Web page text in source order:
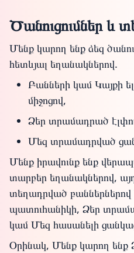
Ծանուցումներ և
Մենք կարող ենք ձեզ
հետևյալ եղանակներով.
Բանների կամ Կայքի
միջոցով,
Ձեր տրամադրած
Մեզ տրամադրված
Մենք իրավունք ենք
տարբեր եղանակներով, այդ
տեղադրված բաններներով
պատուհանիկի, Ձեր
կամ Մեզ հասանելի
Օրինակ, Մենք կարող ենք